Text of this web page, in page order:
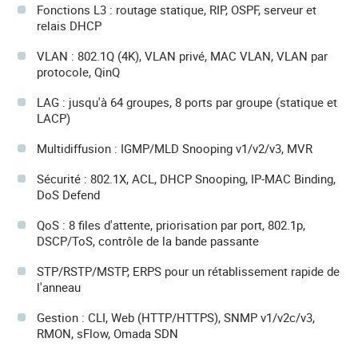
Fonctions L3 : routage statique, RIP, OSPF, serveur et
relais DHCP
VLAN : 802.1Q (4K), VLAN privé, MAC VLAN, VLAN par
protocole, QinQ
LAG : jusqu'à 64 groupes, 8 ports par groupe (statique et
LACP)
Multidiffusion : IGMP/MLD Snooping v1/v2/v3, MVR
Sécurité : 802.1X, ACL, DHCP Snooping, IP-MAC Binding,
DoS Defend
QoS : 8 files d'attente, priorisation par port, 802.1p,
DSCP/ToS, contrôle de la bande passante
STP/RSTP/MSTP, ERPS pour un rétablissement rapide de
l'anneau
Gestion : CLI, Web (HTTP/HTTPS), SNMP v1/v2c/v3,
RMON, sFlow, Omada SDN